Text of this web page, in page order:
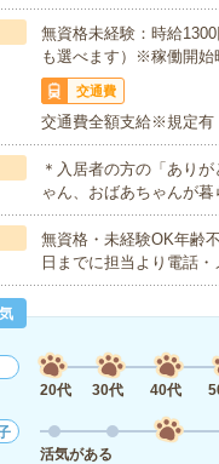
無資格未経験：時給
も選べます）※稼働開始
交通費
交通費全額支給※規定有
＊入居者の方の「あり
ゃん、おばあちゃんが
無資格・未経験OK年齢
日までに担当より電話
20代
30代 40代
活気がある